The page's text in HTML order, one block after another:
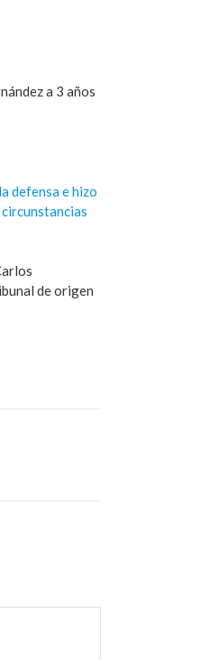
a 3 años
defensa e hizo
de origen